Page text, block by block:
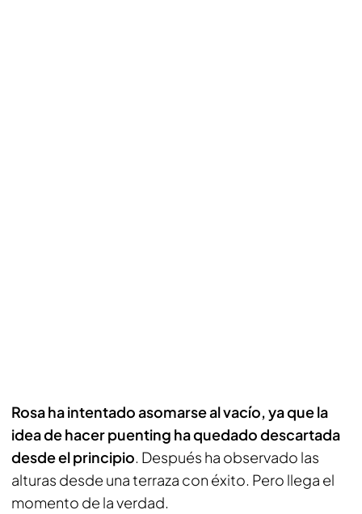
Rosa ha intentado asomarse al vacío, ya que la
idea de hacer puenting ha quedado descartada
desde el principio. Después ha observado las
alturas desde una terraza con éxito. Pero llega el
momento de la verdad.